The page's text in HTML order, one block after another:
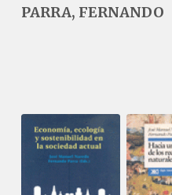
PARRA, FERNANDO